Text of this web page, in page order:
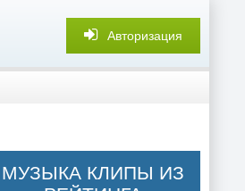
Авторизация
МУЗЫКА КЛИПЫ ИЗ